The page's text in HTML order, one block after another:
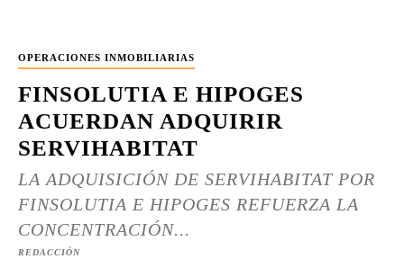
OPERACIONES INMOBILIARIAS
FINSOLUTIA E HIPOGES
ACUERDAN ADQUIRIR
SERVIHABITAT
LA ADQUISICIÓN DE SERVIHABITAT POR
FINSOLUTIA E HIPOGES REFUERZA LA
CONCENTRACIÓN...
REDACCIÓN